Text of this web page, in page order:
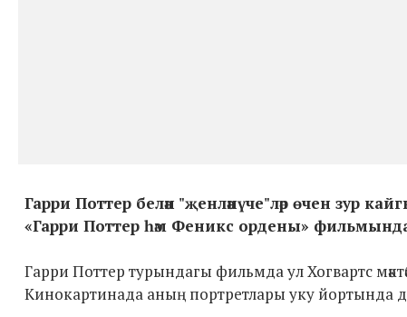
Гарри Поттер белән "җенләнүче"ләр өчен зур
«Гарри Поттер һәм Феникс ордены»
Гарри Поттер турындагы фильмда ул Хогвартс
Кинокартинада аның портретлары уку йортында